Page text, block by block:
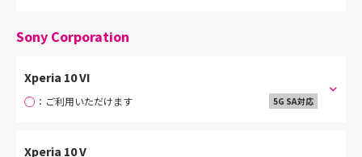
Sony Corporation
Xperia 10 VI
○ ：ご利用いただけます 5G SA対応
Xperia 10 V